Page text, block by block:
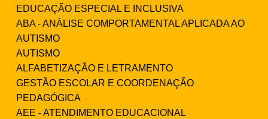
EDUCAÇÃO ESPECIAL E INCLUSIVA
ABA - ANÁLISE COMPORTAMENTAL APLICADA AO
AUTISMO
AUTISMO
ALFABETIZAÇÃO E LETRAMENTO
GESTÃO ESCOLAR E COORDENAÇÃO
PEDAGÓGICA
AEE - ATENDIMENTO EDUCACIONAL